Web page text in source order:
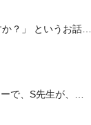
？」 というお話…
で、S先生が、…